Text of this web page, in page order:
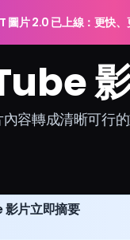
圖片 2.0 已上線：更快
容轉成清晰可行
片立即摘要